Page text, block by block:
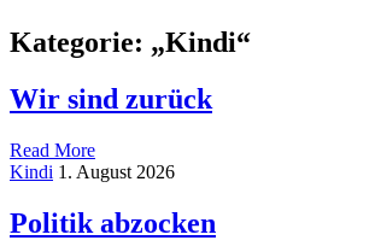
Kategorie: „Kindi“
Wir sind zurück
Read More
on
sind
zurück
Kindi 1. August 2026
Politik abzocken